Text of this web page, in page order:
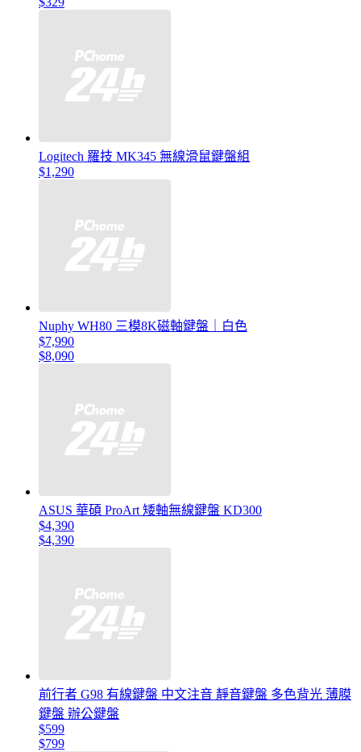
Logitech 羅技 MK345 無線滑鼠鍵盤組
$1,290
Nuphy WH80 三模8K磁軸鍵盤｜白色
$7,990
$8,090
ASUS 華碩 ProArt 矮軸無線鍵盤 KD300
$4,390
$4,390
前行者 G98 有線鍵盤 中文注音 靜音鍵盤 多色背光 薄膜
鍵盤 辦公鍵盤
$599
$799